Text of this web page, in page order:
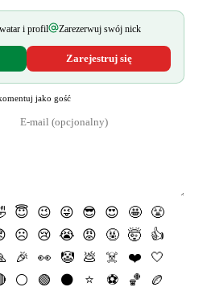
i profil Zarezerwuj swój nick
Zarejestruj się
jako gość
😇 😉 😜 😎 😍 🤩
😤
☹️ 😢 😭 😡 🤬 🤯
👍
🎉 👀 🤡 💩 ☠️ ❤️
🤍
⚪️ 🟢 ⚫️ ⭐️ ⚽️ 🏀
🏉